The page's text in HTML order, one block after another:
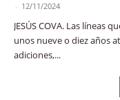
- 12/11/2024
JESÚS COVA. Las líneas
unos nueve o diez años
adiciones,...